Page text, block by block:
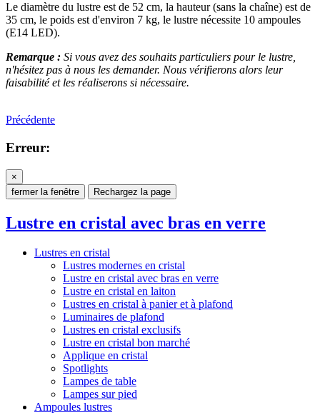
Le diamètre du lustre est de 52 cm, la hauteur (sans la chaîne) est de
35 cm, le poids est d'environ 7 kg, le lustre nécessite 10 ampoules
(E14 LED).
Remarque : Si vous avez des souhaits particuliers pour le lustre,
n'hésitez pas à nous les demander. Nous vérifierons alors leur
faisabilité et les réaliserons si nécessaire.
Précédente
Erreur:
×
fermer la fenêtre
Rechargez la page
Lustre en cristal avec bras en verre
Lustres en cristal
Lustres modernes en cristal
Lustre en cristal avec bras en verre
Lustre en cristal en laiton
Lustres en cristal à panier et à plafond
Luminaires de plafond
Lustres en cristal exclusifs
Lustre en cristal bon marché
Applique en cristal
Spotlights
Lampes de table
Lampes sur pied
Ampoules lustres